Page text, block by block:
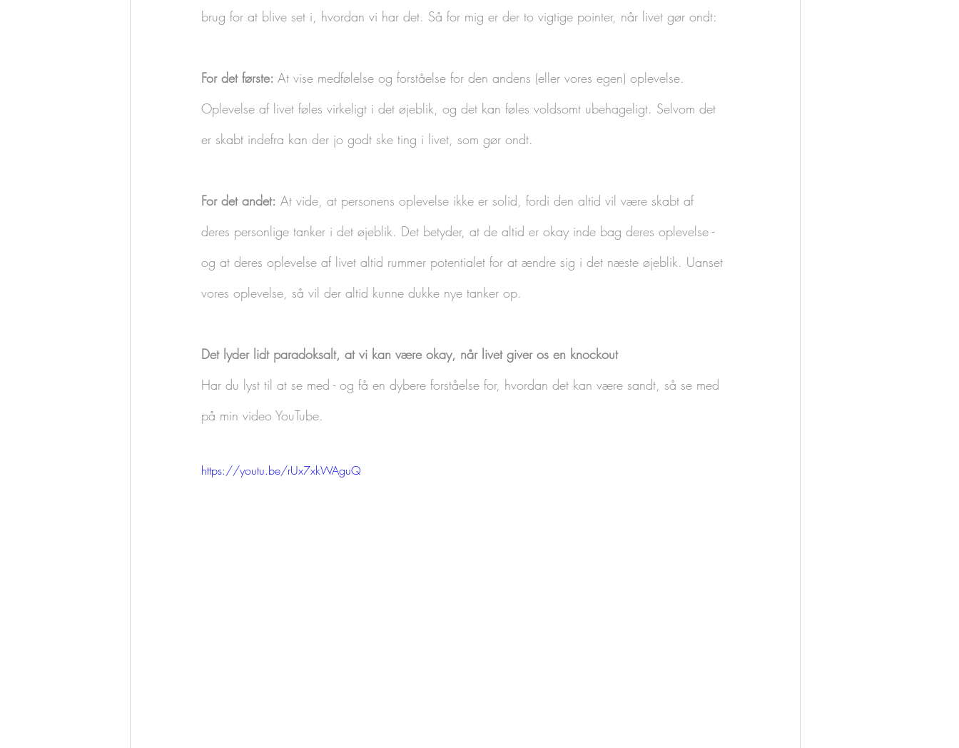
brug for at blive set i, hvordan vi har det. Så for mig er der to vigtige pointer, når livet gør ondt:
For det første: At vise medfølelse og forståelse for den andens (eller vores egen) oplevelse.
Oplevelse af livet føles virkeligt i det øjeblik, og det kan føles voldsomt ubehageligt. Selvom det
er skabt indefra kan der jo godt ske ting i livet, som gør ondt.
For det andet: At vide, at personens oplevelse ikke er solid, fordi den altid vil være skabt af
deres personlige tanker i det øjeblik. Det betyder, at de altid er okay inde bag deres oplevelse -
og at deres oplevelse af livet altid rummer potentialet for at ændre sig i det næste øjeblik. Uanset
vores oplevelse, så vil der altid kunne dukke nye tanker op.
Det lyder lidt paradoksalt, at vi kan være okay, når livet giver os en knockout
Har du lyst til at se med - og få en dybere forståelse for, hvordan det kan være sandt, så se med
på min video YouTube.
https://youtu.be/rUx7xkWAguQ